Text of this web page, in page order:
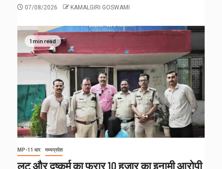
07/08/2026 KAMALGIRI GOSWAMI
1 min read
MP-11 धार मध्यप्रदेश
लूट और दुष्कर्म का फरार 10 हजार का इनामी आरोपी